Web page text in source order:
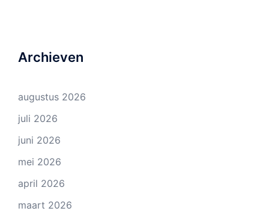
Archieven
augustus 2026
juli 2026
juni 2026
mei 2026
april 2026
maart 2026